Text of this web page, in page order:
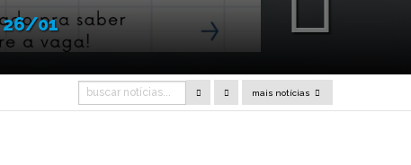
26/01
mais notícias